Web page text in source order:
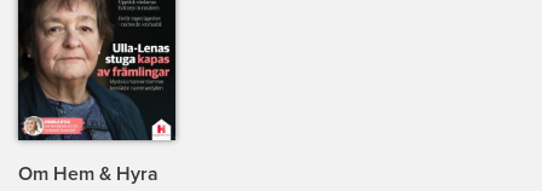
Om Hem & Hyra